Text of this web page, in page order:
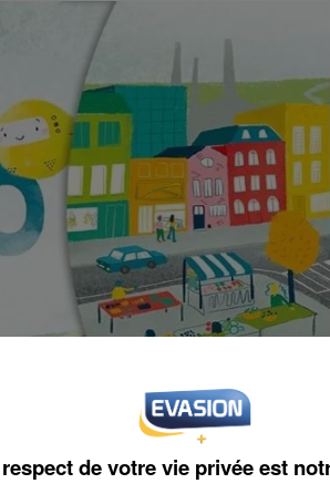
de votre vie privée est